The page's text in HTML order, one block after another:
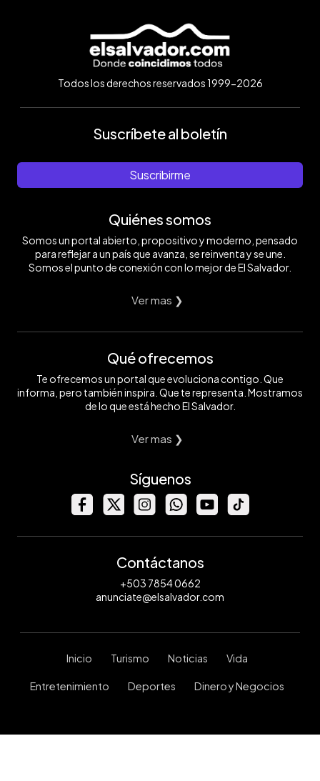
Todos los derechos reservados 1999-2026
Suscríbete al boletín
Suscribirme
Quiénes somos
Somos un portal abierto, propositivo y moderno, pensado
para reflejar a un país que avanza, se reinventa y se une.
Somos el punto de conexión con lo mejor de El Salvador.
Ver mas ❯
Qué ofrecemos
Te ofrecemos un portal que evoluciona contigo. Que
informa, pero también inspira. Que te representa. Mostramos
de lo que está hecho El Salvador.
Ver mas ❯
Síguenos
Contáctanos
+503 7854 0662
anunciate@elsalvador.com
Inicio Turismo Noticias Vida
Entretenimiento Deportes Dinero y Negocios